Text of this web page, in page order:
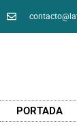
PORTADA